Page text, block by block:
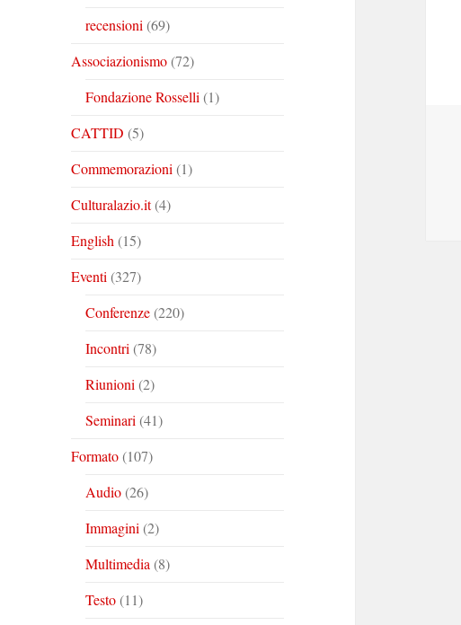
recensioni (69)
Associazionismo(72)
Fondazione Rosselli (1)
CATTID (5)
Commemorazioni (1)
Culturalazio.it(4)
English (15)
Eventi (327)
Conferenze(220)
Incontri (78)
Riunioni (2)
Seminari (41)
Formato(107)
Audio(26)
Immagini (2)
Multimedia (8)
Testo(11)